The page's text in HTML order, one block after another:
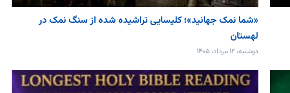
«شما نمک جهانید»؛ کلیسایی تراشیده شده از سنگ نمک در
لهستان
دوشنبه، ۱۲ مرداد، ۱۴۰۵